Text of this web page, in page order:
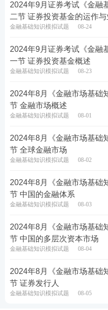
书！★建议：购买233网
9元/239元V题库会员~
2024年9月证券考试《金融
二节 证券投资基金的运作
金融基础知识模拟试题 08-24
2024年9月证券考试《金融
一节 证券投资基金概述
金融基础知识模拟试题 08-23
2024年8月《金融市场基础
节 金融市场概述
金融基础知识模拟试题 08-01
2024年8月《金融市场基础知
节 全球金融市场
金融基础知识模拟试题 08-02
2024年8月《金融市场基础
节 中国的金融体系
金融基础知识模拟试题 08-03
2024年8月《金融市场基础知
节 中国的多层次资本市场
金融基础知识模拟试题 08-04
2024年8月《金融市场基础
节 证券发行人
金融基础知识模拟试题 08-05